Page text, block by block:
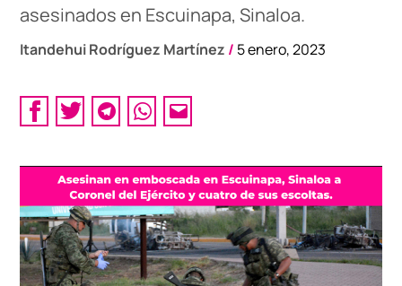
asesinados en Escuinapa, Sinaloa.
Itandehui Rodríguez Martínez / 5 enero, 2023